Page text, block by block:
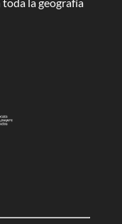
la geografía